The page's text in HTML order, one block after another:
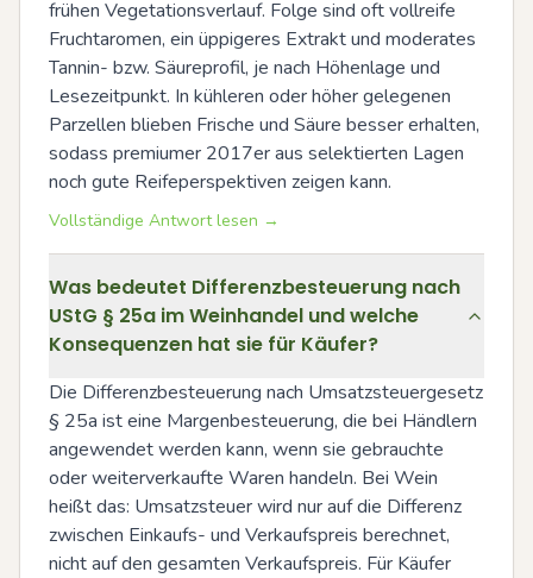
frühen Vegetationsverlauf. Folge sind oft vollreife
Fruchtaromen, ein üppigeres Extrakt und moderates
Tannin- bzw. Säureprofil, je nach Höhenlage und
Lesezeitpunkt. In kühleren oder höher gelegenen
Parzellen blieben Frische und Säure besser erhalten,
sodass premiumer 2017er aus selektierten Lagen
noch gute Reifeperspektiven zeigen kann.
Vollständige Antwort lesen →
Was bedeutet Differenzbesteuerung nach
UStG § 25a im Weinhandel und welche
Konsequenzen hat sie für Käufer?
Die Differenzbesteuerung nach Umsatzsteuergesetz
§ 25a ist eine Margenbesteuerung, die bei Händlern
angewendet werden kann, wenn sie gebrauchte
oder weiterverkaufte Waren handeln. Bei Wein
heißt das: Umsatzsteuer wird nur auf die Differenz
zwischen Einkaufs- und Verkaufspreis berechnet,
nicht auf den gesamten Verkaufspreis. Für Käufer